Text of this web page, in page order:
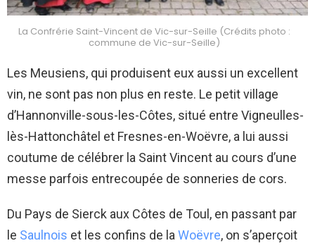
La Confrérie Saint-Vincent de Vic-sur-Seille (Crédits photo :
commune de Vic-sur-Seille)
Les Meusiens, qui produisent eux aussi un excellent
vin, ne sont pas non plus en reste. Le petit village
d’Hannonville-sous-les-Côtes, situé entre Vigneulles-
lès-Hattonchâtel et Fresnes-en-Woëvre, a lui aussi
coutume de célébrer la Saint Vincent au cours d’une
messe parfois entrecoupée de sonneries de cors.
Du Pays de Sierck aux Côtes de Toul, en passant par
le Saulnois et les confins de laWoëvre, on s’aperçoit